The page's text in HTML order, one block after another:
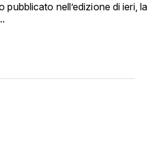
pubblicato nell’edizione di ieri, la